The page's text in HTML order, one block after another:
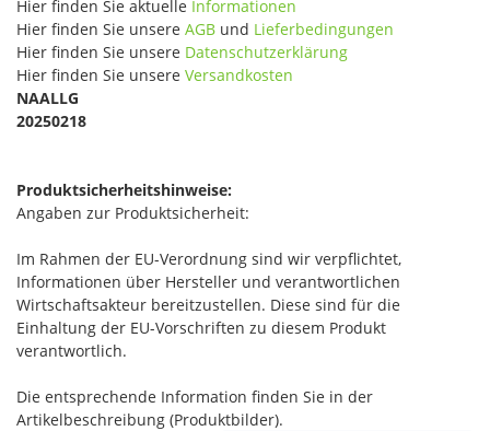
Hier finden Sie aktuelle Informationen
Hier finden Sie unsere AGB und Lieferbedingungen
Hier finden Sie unsere Datenschutzerklärung
Hier finden Sie unsere Versandkosten
NAALLG
20250218
Produktsicherheitshinweise:
Angaben zur Produktsicherheit:
Im Rahmen der EU-Verordnung sind wir verpflichtet,
Informationen über Hersteller und verantwortlichen
Wirtschaftsakteur bereitzustellen. Diese sind für die
Einhaltung der EU-Vorschriften zu diesem Produkt
verantwortlich.
Die entsprechende Information finden Sie in der
Artikelbeschreibung (Produktbilder).